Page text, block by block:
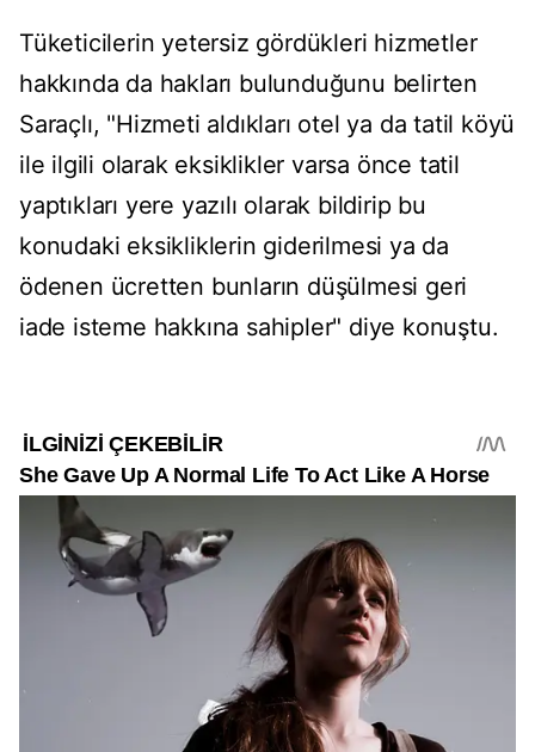
Tüketicilerin yetersiz gördükleri hizmetler
hakkında da hakları bulunduğunu belirten
Saraçlı, "Hizmeti aldıkları otel ya da tatil köyü
ile ilgili olarak eksiklikler varsa önce tatil
yaptıkları yere yazılı olarak bildirip bu
konudaki eksikliklerin giderilmesi ya da
ödenen ücretten bunların düşülmesi geri
iade isteme hakkına sahipler" diye konuştu.